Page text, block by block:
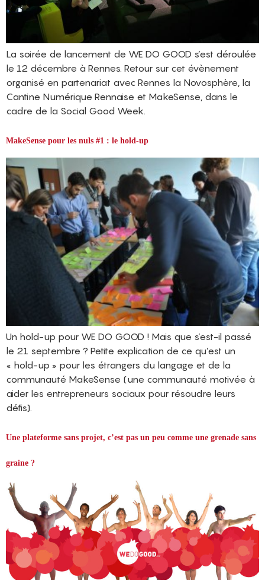
La soirée de lancement de WE DO GOOD s’est déroulée
le 12 décembre à Rennes. Retour sur cet évènement
organisé en partenariat avec Rennes la Novosphère, la
Cantine Numérique Rennaise et MakeSense, dans le
cadre de la Social Good Week.
MakeSense pour les nuls #1 : le hold-up
Un hold-up pour WE DO GOOD ! Mais que s’est-il passé
le 21 septembre ? Petite explication de ce qu’est un
« hold-up » pour les étrangers du langage et de la
communauté MakeSense (une communauté motivée à
aider les entrepreneurs sociaux pour résoudre leurs
défis).
Une plateforme sans projet, c’est pas un peu comme une grenade sans
graine ?